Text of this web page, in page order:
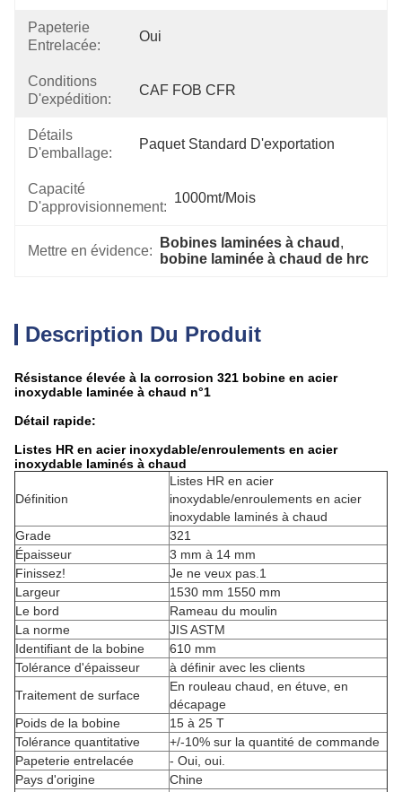
Papeterie
Entrelacée:
Oui
Conditions
D'expédition:
CAF FOB CFR
Détails
D'emballage:
Paquet Standard D'exportation
Capacité
D'approvisionnement:
1000mt/mois
Mettre en évidence:
Bobines laminées à chaud ,
bobine laminée à chaud de hrc
Description Du Produit
Résistance élevée à la corrosion 321 bobine en acier
inoxydable laminée à chaud n°1
Détail rapide:
Listes HR en acier inoxydable/enroulements en acier
inoxydable laminés à chaud
Définition
Listes HR en acier
inoxydable/enroulements en acier
inoxydable laminés à chaud
Grade
321
Épaisseur
3 mm à 14 mm
Finissez!
Je ne veux pas.1
Largeur
1530 mm 1550 mm
Le bord
Rameau du moulin
La norme
JIS ASTM
Identifiant de la bobine
610 mm
Tolérance d'épaisseur
à définir avec les clients
Traitement de surface
En rouleau chaud, en étuve, en
décapage
Poids de la bobine
15 à 25 T
Tolérance quantitative
+/-10% sur la quantité de commande
Papeterie entrelacée
- Oui, oui.
Pays d'origine
Chine